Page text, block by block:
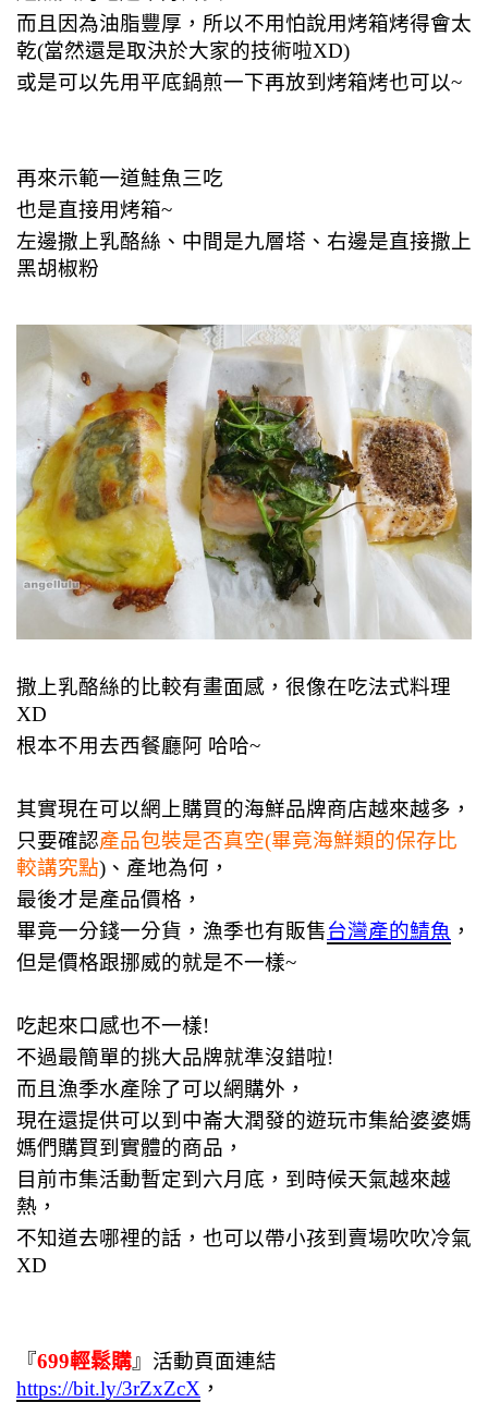
而且因為油脂豐厚，所以不用怕說用烤箱烤得會太
乾(當然還是取決於大家的技術啦XD)
或是可以先用平底鍋煎一下再放到烤箱烤也可以~
再來示範一道鮭魚三吃
也是直接用烤箱~
左邊撒上乳酪絲、中間是九層塔、右邊是直接撒上
黑胡椒粉
撒上乳酪絲的比較有畫面感，很像在吃法式料理
XD
根本不用去西餐廳阿 哈哈~
其實現在可以網上購買的海鮮品牌商店越來越多，
只要確認產品包裝是否真空(畢竟海鮮類的保存比
較講究點)、產地為何，
最後才是產品價格，
畢竟一分錢一分貨，漁季也有販售台灣產的鯖魚 ，
但是價格跟挪威的就是不一樣~
吃起來口感也不一樣!
不過最簡單的挑大品牌就準沒錯啦!
而且漁季水產除了可以網購外，
現在還提供可以到中崙大潤發的遊玩市集給婆婆媽
媽們購買到實體的商品，
目前市集活動暫定到六月底，到時候天氣越來越
熱，
不知道去哪裡的話，也可以帶小孩到賣場吹吹冷氣
XD
『699輕鬆購』活動頁面連結
https://bit.ly/3rZxZcX ，